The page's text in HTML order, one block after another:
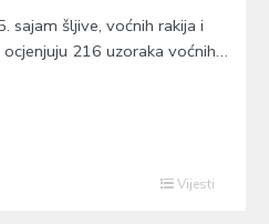
sajam šljive, voćnih rakija i
216 uzoraka voćnih…
Vijesti